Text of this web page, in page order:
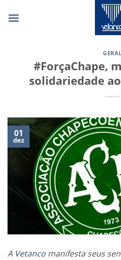
GERAL
#ForçaChape,
solidariedade
01
dez
A Vetanco manifesta seus